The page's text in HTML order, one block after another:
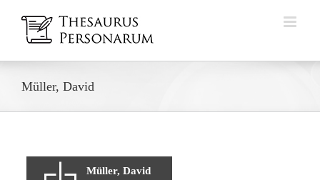
Inhalt
springen
Müller, David
Müller, David